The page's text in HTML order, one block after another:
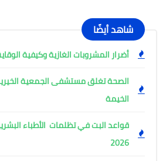
شاهد أيضًا
أضرار المشروبات الغازية وكيفية
الصحة تغلق مستشفى الجمعية
الخيمة
قواعد البت في تظلمات الأطباء
2026